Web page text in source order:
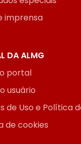
imprensa
DA ALMG
portal
usuário
de Uso e Política
de cookies